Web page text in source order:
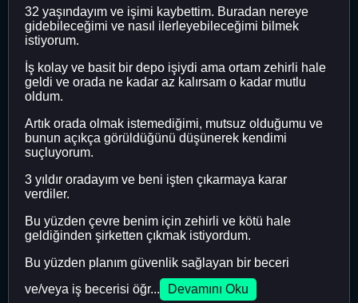
32 yaşındayım ve işimi kaybettim. Buradan nereye
gidebileceğimi ve nasıl ilerleyebileceğimi bilmek
istiyorum.
İş kolay ve basit bir depo işiydi ama ortam zehirli hale
geldi ve orada ne kadar az kalırsam o kadar mutlu
oldum.
Artık orada olmak istemediğimi, mutsuz olduğumu ve
bunun açıkça görüldüğünü düşünerek kendimi
suçluyorum.
3 yıldır oradayım ve beni işten çıkarmaya karar
verdiler.
Bu yüzden çevre benim için zehirli ve kötü hale
geldiğinden şirketten çıkmak istiyordum.
Bu yüzden planım güvenlik sağlayan bir beceri
ve/veya iş becerisi öğr...
Devamını Oku